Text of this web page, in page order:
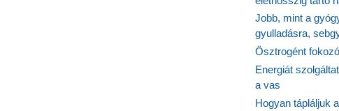
Jobb, mint a
gyulladásra,
Ösztrogént
Energiát
a vas
Hogyan tápláljuk